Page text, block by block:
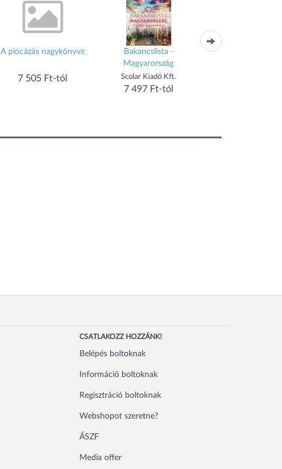
A piócázás nagykönyve
7 505 Ft-tól
Bakancslista -
Magyarország
Scolar Kiadó Kft.
7 497 Ft-tól
Babanapló -
CSATLAKOZZ HOZZÁNK!
Belépés boltoknak
Információ boltoknak
Regisztráció boltoknak
Webshopot szeretne?
ÁSZF
Media offer